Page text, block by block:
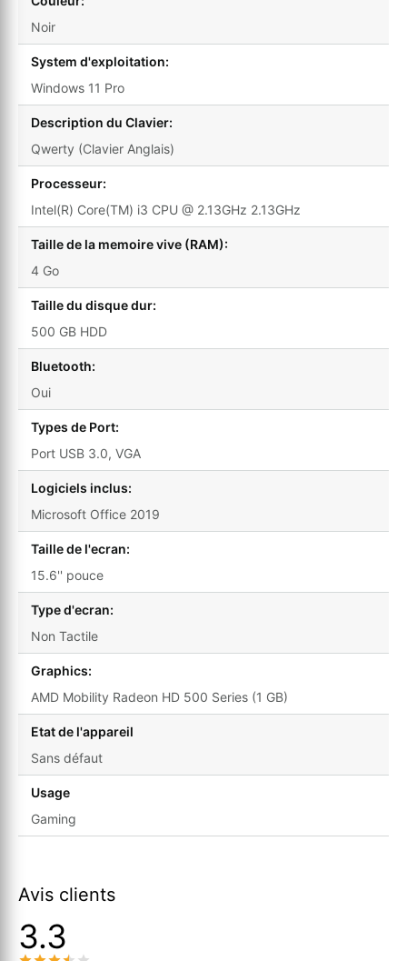
Noir
System d'exploitation:
Windows 11 Pro
Description du Clavier:
Qwerty (Clavier Anglais)
Processeur:
Intel(R) Core(TM) i3 CPU @ 2.13GHz 2.13GHz
Taille de la memoire vive (RAM):
4 Go
Taille du disque dur:
500 GB HDD
Bluetooth:
Oui
Types de Port:
Port USB 3.0, VGA
Logiciels inclus:
Microsoft Office 2019
Taille de l'ecran:
15.6'' pouce
Type d'ecran:
Non Tactile
Graphics:
AMD Mobility Radeon HD 500 Series (1 GB)
Etat de l'appareil
Sans défaut
Usage
Gaming
Avis clients
3.3